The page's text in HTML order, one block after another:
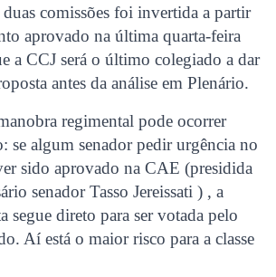
duas comissões foi invertida a partir
aprovado na última quarta-feira
a CCJ será o último colegiado a dar
antes da análise em Plenário.
regimental pode ocorrer
se algum senador pedir urgência no
sido aprovado na CAE (presidida
senador Tasso Jereissati ) , a
segue direto para ser votada pelo
Aí está o maior risco para a classe